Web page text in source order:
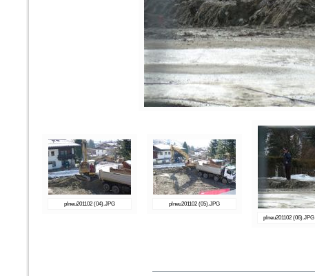
plneu201102 (04).JPG plneu201102 (05).JPG
plneu201102 (06).JPG